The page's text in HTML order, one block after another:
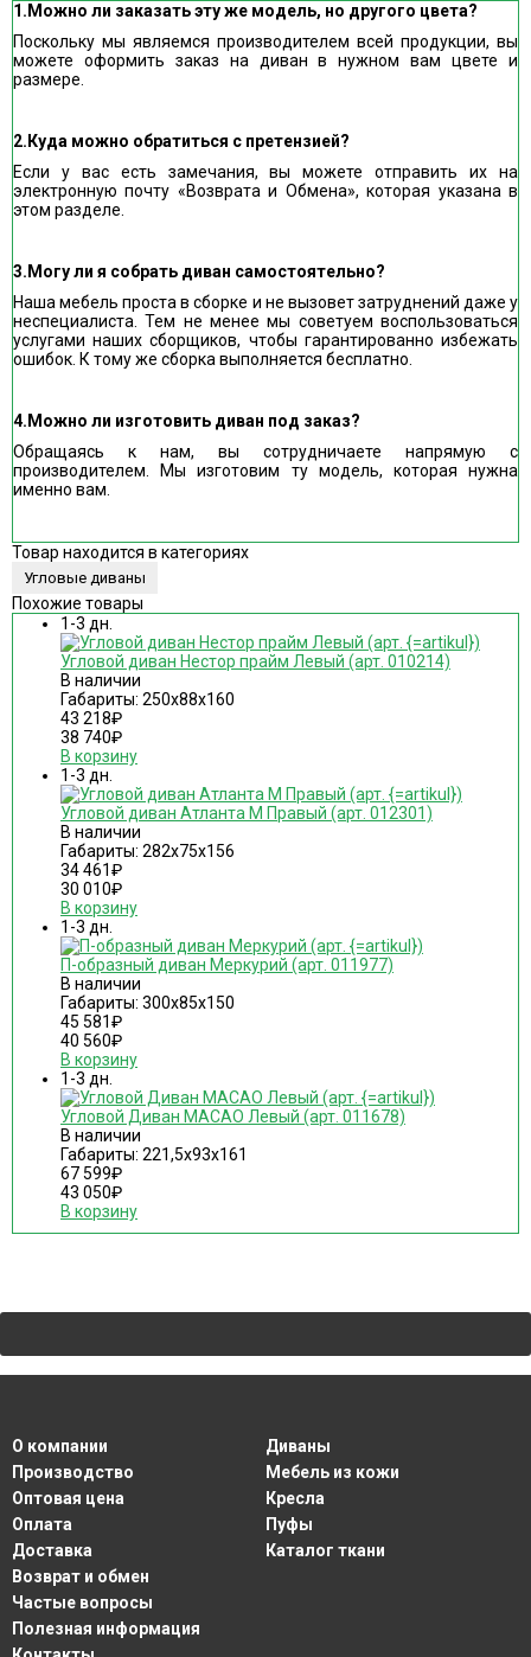
1.Можно ли заказать эту же модель, но другого цвета?
Поскольку мы являемся производителем всей продукции, вы
можете оформить заказ на диван в нужном вам цвете и
размере.
2.Куда можно обратиться с претензией?
Если у вас есть замечания, вы можете отправить их на
электронную почту «Возврата и Обмена», которая указана в
этом разделе.
3.Могу ли я собрать диван самостоятельно?
Наша мебель проста в сборке и не вызовет затруднений даже у
неспециалиста. Тем не менее мы советуем воспользоваться
услугами наших сборщиков, чтобы гарантированно избежать
ошибок. К тому же сборка выполняется бесплатно.
4.Можно ли изготовить диван под заказ?
Обращаясь к нам, вы сотрудничаете напрямую с
производителем. Мы изготовим ту модель, которая нужна
именно вам.
Товар находится в категориях
Угловые диваны
Похожие товары
1-3 дн.
Угловой диван Нестор прайм Левый (арт. 010214)
В наличии
Габариты: 250х88х160
43 218₽
38 740₽
В корзину
1-3 дн.
Угловой диван Атланта М Правый (арт. 012301)
В наличии
Габариты: 282х75х156
34 461₽
30 010₽
В корзину
1-3 дн.
П-образный диван Меркурий (арт. 011977)
В наличии
Габариты: 300х85х150
45 581₽
40 560₽
В корзину
1-3 дн.
Угловой Диван MACAO Левый (арт. 011678)
В наличии
Габариты: 221,5х93х161
67 599₽
43 050₽
В корзину
О компании
Производство
Оптовая цена
Оплата
Доставка
Возврат и обмен
Частые вопросы
Полезная информация
Диваны
Мебель из кожи
Кресла
Пуфы
Каталог ткани